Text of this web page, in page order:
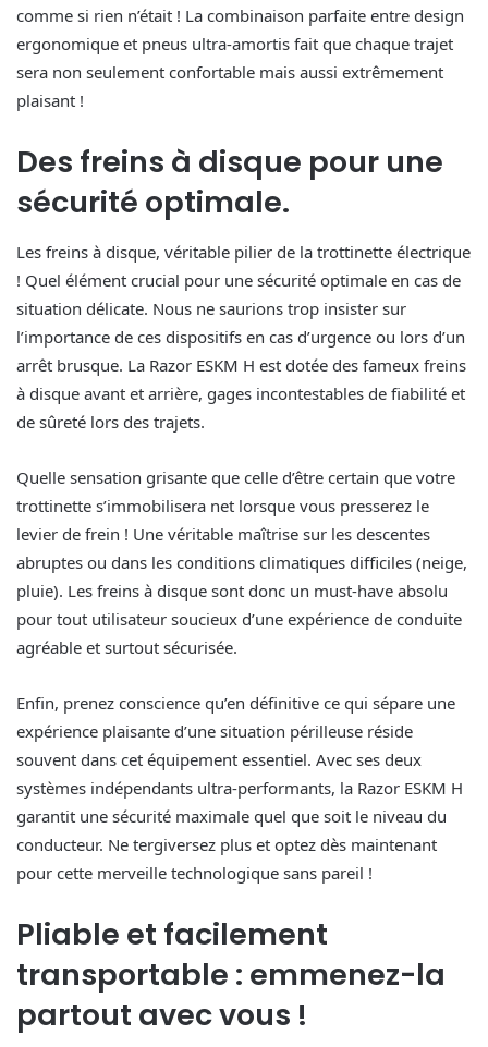
comme si rien n’était ! La combinaison parfaite entre design
ergonomique et pneus ultra-amortis fait que chaque trajet
sera non seulement confortable mais aussi extrêmement
plaisant !
Des freins à disque pour une
sécurité optimale.
Les freins à disque, véritable pilier de la trottinette électrique
! Quel élément crucial pour une sécurité optimale en cas de
situation délicate. Nous ne saurions trop insister sur
l’importance de ces dispositifs en cas d’urgence ou lors d’un
arrêt brusque. La Razor ESKM H est dotée des fameux freins
à disque avant et arrière, gages incontestables de fiabilité et
de sûreté lors des trajets.
Quelle sensation grisante que celle d’être certain que votre
trottinette s’immobilisera net lorsque vous presserez le
levier de frein ! Une véritable maîtrise sur les descentes
abruptes ou dans les conditions climatiques difficiles (neige,
pluie). Les freins à disque sont donc un must-have absolu
pour tout utilisateur soucieux d’une expérience de conduite
agréable et surtout sécurisée.
Enfin, prenez conscience qu’en définitive ce qui sépare une
expérience plaisante d’une situation périlleuse réside
souvent dans cet équipement essentiel. Avec ses deux
systèmes indépendants ultra-performants, la Razor ESKM H
garantit une sécurité maximale quel que soit le niveau du
conducteur. Ne tergiversez plus et optez dès maintenant
pour cette merveille technologique sans pareil !
Pliable et facilement
transportable : emmenez-la
partout avec vous !